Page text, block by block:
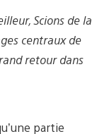
Scions de la
centraux de
retour dans
partie